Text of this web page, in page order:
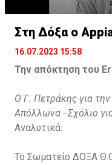
Στη Δόξα ο
16.07.2023 15:58
Την απόκτηση του
Ο Γ. Πετράκης για
Απόλλωνα - Σχόλιο
Αναλυτικά:
Το Σωματείο ΔΟΞΑ